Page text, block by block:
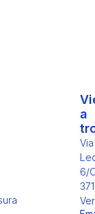
a
Via
6/